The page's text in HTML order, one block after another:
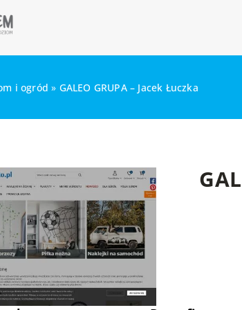
i ogród » GALEO GRUPA – Jacek Łuczka